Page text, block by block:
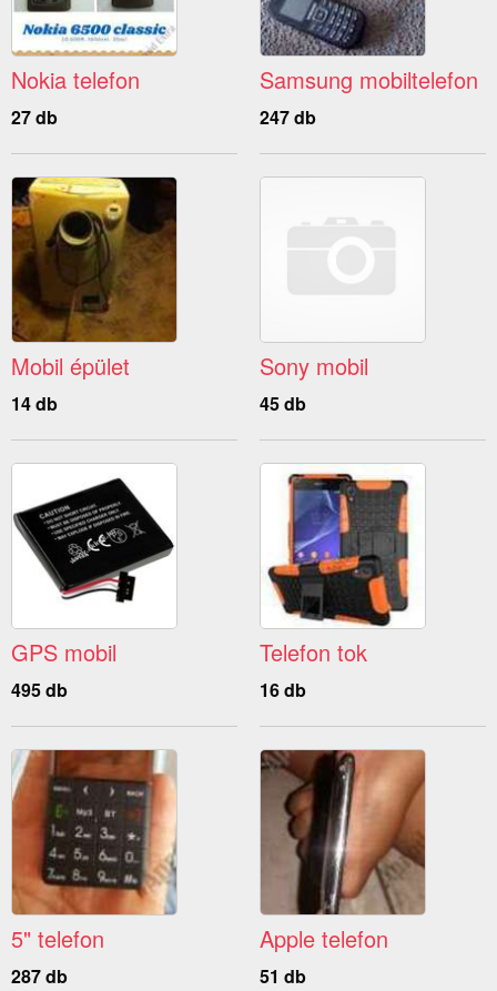
Nokia telefon
27 db
Samsung mobiltelefon
247 db
Mobil épület
14 db
Sony mobil
45 db
GPS mobil
495 db
Telefon tok
16 db
5" telefon
287 db
Apple telefon
51 db